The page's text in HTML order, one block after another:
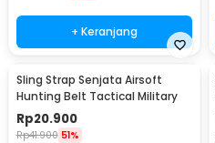
+ Keranjang
Sling Strap Senjata Airsoft
Hunting Belt Tactical Military
Rp20.900
Rp41.900 51%